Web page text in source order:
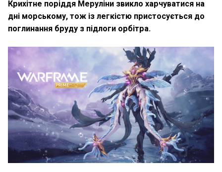
Крихітне поріддя Меруліни звикло харчуватися на
дні морському, тож із легкістю пристосується до
поглинання бруду з підлоги орбітра.